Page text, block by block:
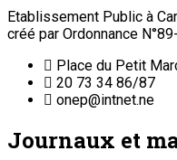
Etablissement Public à
créé par Ordonnance
Place du Petit
20 73 34 86/87
onep@intnet.ne
Journaux et